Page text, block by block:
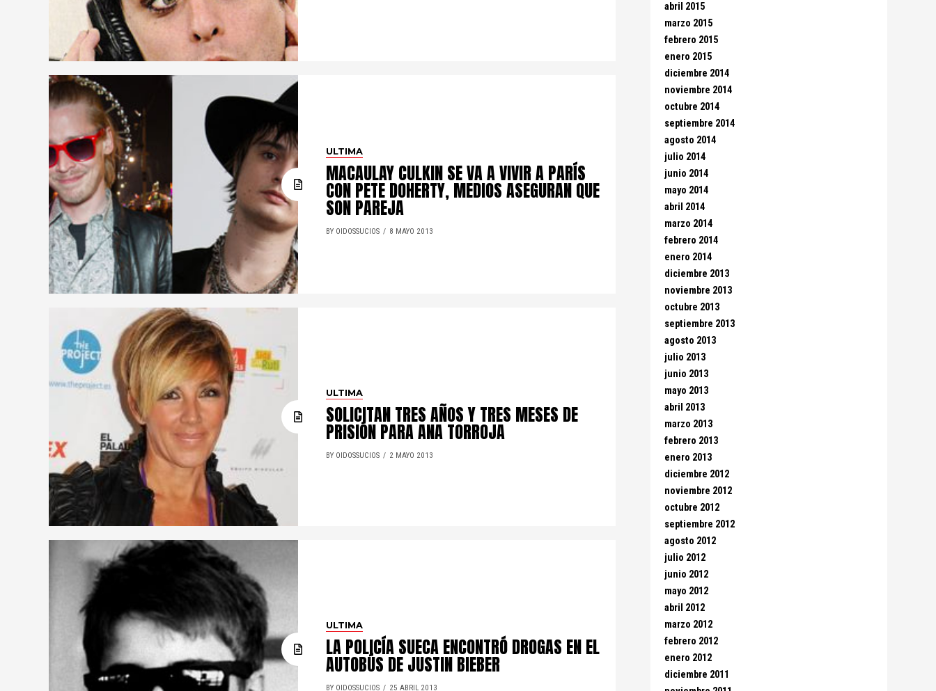
ULTIMA
MACAULAY CULKIN SE VA A VIVIR A PARÍS
CON PETE DOHERTY, MEDIOS ASEGURAN QUE
SON PAREJA
BY OIDOSSUCIOS 8 MAYO 2013
ULTIMA
SOLICITAN TRES AÑOS Y TRES MESES DE
PRISIÓN PARA ANA TORROJA
BY OIDOSSUCIOS 2 MAYO 2013
ULTIMA
LA POLICÍA SUECA ENCONTRÓ DROGAS EN EL
AUTOBÚS DE JUSTIN BIEBER
BY OIDOSSUCIOS 25 ABRIL 2013
abril 2015
marzo 2015
febrero 2015
enero 2015
diciembre 2014
noviembre 2014
octubre 2014
septiembre 2014
agosto 2014
julio 2014
junio 2014
mayo 2014
abril 2014
marzo 2014
febrero 2014
enero 2014
diciembre 2013
noviembre 2013
octubre 2013
septiembre 2013
agosto 2013
julio 2013
junio 2013
mayo 2013
abril 2013
marzo 2013
febrero 2013
enero 2013
diciembre 2012
noviembre 2012
octubre 2012
septiembre 2012
agosto 2012
julio 2012
junio 2012
mayo 2012
abril 2012
marzo 2012
febrero 2012
enero 2012
diciembre 2011